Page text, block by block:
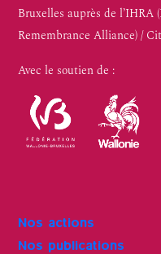
Bruxelles auprès de
Remembrance Alliance) /
Avec le soutien de :
Nos actions
Nos publications